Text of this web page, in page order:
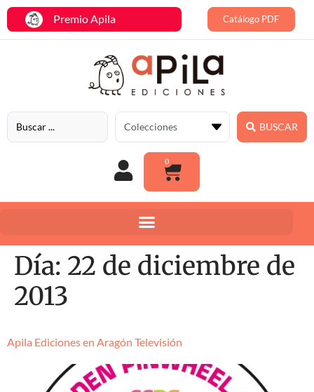
Premio Apila Catálogo PDF
BUSCAR
0
Día: 22 de diciembre de
2013
Apila Ediciones en Aragón Televisión